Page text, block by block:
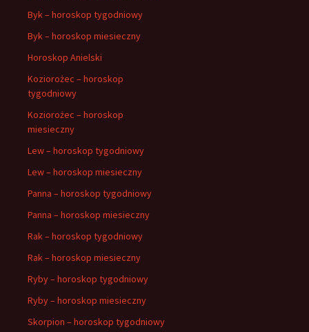
Byk – horoskop tygodniowy
Byk – horoskop miesieczny
Horoskop Anielski
Koziorożec – horoskop
tygodniowy
Koziorożec – horoskop
miesieczny
Lew – horoskop tygodniowy
Lew – horoskop miesieczny
Panna – horoskop tygodniowy
Panna – horoskop miesieczny
Rak – horoskop tygodniowy
Rak – horoskop miesieczny
Ryby – horoskop tygodniowy
Ryby – horoskop miesieczny
Skorpion – horoskop tygodniowy